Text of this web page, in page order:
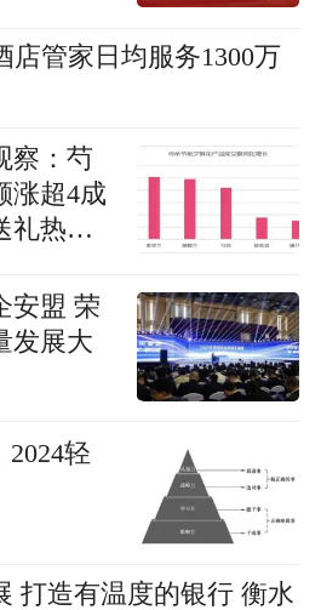
管家日均服务1300万
察：芍
涨超4成
礼热门
安盟 荣
发展大
2024轻
打造有温度的银行 衡水